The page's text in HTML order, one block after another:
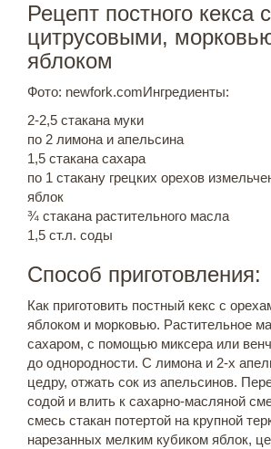
Рецепт постного кекса с
цитрусовыми,
яблоком
Фото: newfork.comИнгредиенты:
2-2,5 стакана муки
по 2 лимона и апельсина
1,5 стакана сахара
по 1 стакану грецких орехов
яблок
¾ стакана растительного масла
1,5 ст.л. соды
Способ приготовления:
Как приготовить постный кекс с
яблоком и морковью. Растительное
сахаром, с помощью миксера или
до однородности. С лимона и 2-х
цедру, отжать сок из апельсинов.
содой и влить к сахарно-масляной
смесь стакан потертой на крупной
нарезанных мелким кубиком яблок,